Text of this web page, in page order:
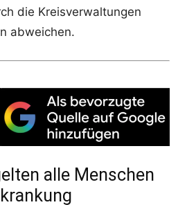
die Kreisverwaltungen
abweichen.
alle Menschen